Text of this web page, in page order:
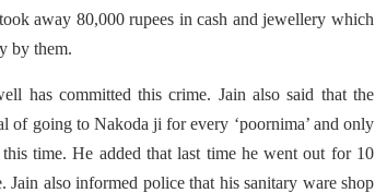
away 80,000 rupees in cash and jewellery which
by them.
has committed this crime. Jain also said that the
of going to Nakoda ji for every ‘poornima’ and only
time. He added that last time he went out for 10
Jain also informed police that his sanitary ware shop